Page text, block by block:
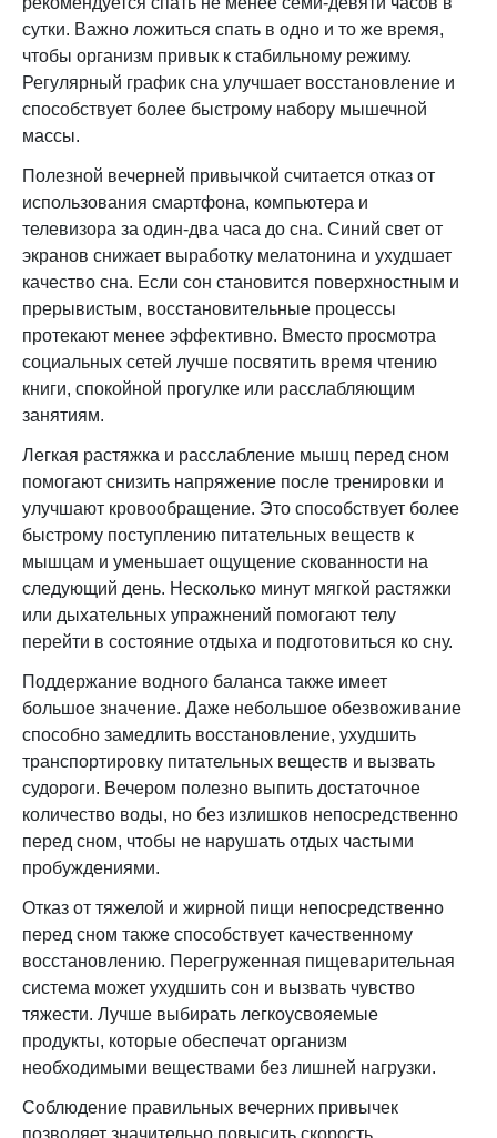
сутки. Важно ложиться спать в одно и то же время,
чтобы организм привык к стабильному режиму.
Регулярный график сна улучшает восстановление и
способствует более быстрому набору мышечной
массы.
Полезной вечерней привычкой считается отказ от
использования смартфона, компьютера и
телевизора за один-два часа до сна. Синий свет от
экранов снижает выработку мелатонина и ухудшает
качество сна. Если сон становится поверхностным и
прерывистым, восстановительные процессы
протекают менее эффективно. Вместо просмотра
социальных сетей лучше посвятить время чтению
книги, спокойной прогулке или расслабляющим
занятиям.
Легкая растяжка и расслабление мышц перед сном
помогают снизить напряжение после тренировки и
улучшают кровообращение. Это способствует более
быстрому поступлению питательных веществ к
мышцам и уменьшает ощущение скованности на
следующий день. Несколько минут мягкой растяжки
или дыхательных упражнений помогают телу
перейти в состояние отдыха и подготовиться ко сну.
Поддержание водного баланса также имеет
большое значение. Даже небольшое обезвоживание
способно замедлить восстановление, ухудшить
транспортировку питательных веществ и вызвать
судороги. Вечером полезно выпить достаточное
количество воды, но без излишков непосредственно
перед сном, чтобы не нарушать отдых частыми
пробуждениями.
Отказ от тяжелой и жирной пищи непосредственно
перед сном также способствует качественному
восстановлению. Перегруженная пищеварительная
система может ухудшить сон и вызвать чувство
тяжести. Лучше выбирать легкоусвояемые
продукты, которые обеспечат организм
необходимыми веществами без лишней нагрузки.
Соблюдение правильных вечерних привычек
позволяет значительно повысить скорость